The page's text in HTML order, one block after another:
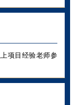
项目经验老师参